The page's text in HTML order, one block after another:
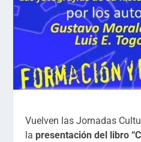
Vuelven las Jornadas
lapresentación del libro